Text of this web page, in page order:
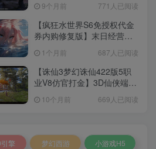
端+GM指令+PC客户端+架设
教程
9个月前 771人已阅读
【疯狂水世界S6免授权代金
券内购修复版】末日经营生
工具+管理后台+CDK授权后
台+安卓+架设教程
1个月前 687人已阅读
【诛仙3梦幻诛仙422版5职
业V8仿官打金】3D仙侠端游
工具+PC客户端+架设教程
10个月前 669人已阅读
擎 梦幻西游
小游戏H5